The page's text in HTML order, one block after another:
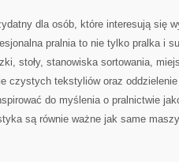
dla osób, które interesują się
pralnia to nie tylko pralka i
stoły, stanowiska sortowania,
czystych tekstyliów oraz
do myślenia o pralnictwie
są równie ważne jak same